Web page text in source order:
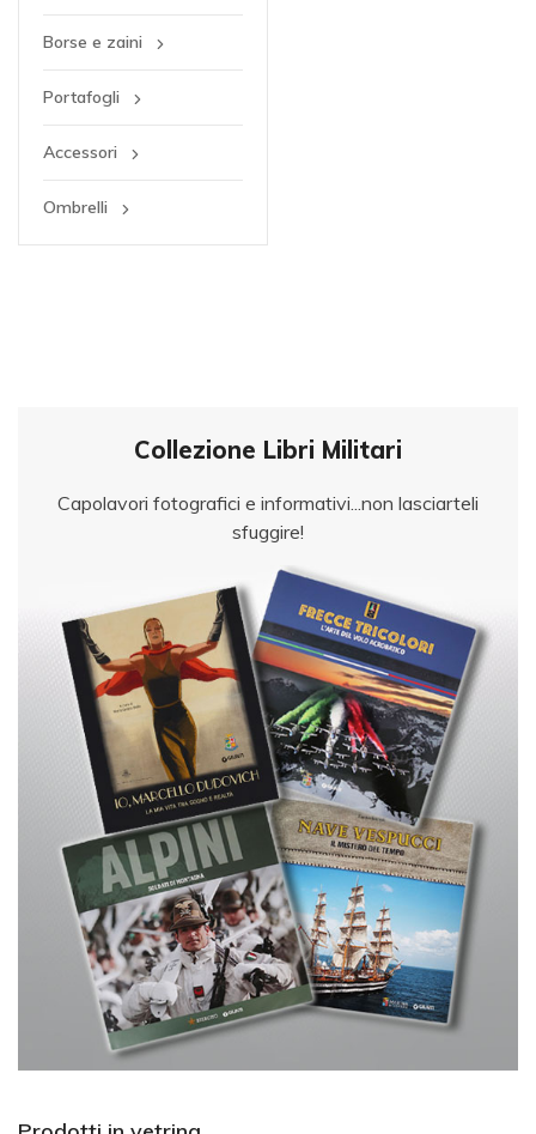
Borse e zaini
Portafogli
Accessori
Ombrelli
Collezione Libri Militari
Capolavori fotografici e informativi...non lasciarteli
sfuggire!